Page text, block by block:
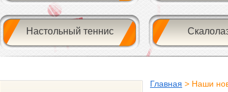
Настольный теннис
Главная > Наши